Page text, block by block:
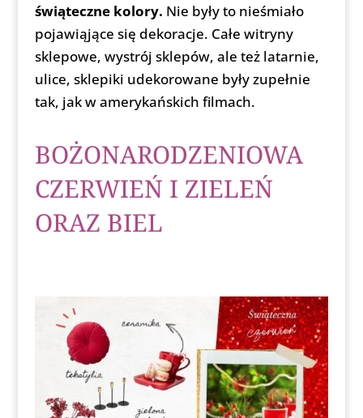
świąteczne kolory. Nie były to nieśmiało
pojawiąjące się dekoracje. Całe witryny
sklepowe, wystrój sklepów, ale też latarnie,
ulice, sklepiki udekorowane były zupełnie
tak, jak w amerykańskich filmach.
BOŻONARODZENIOWA
CZERWIEŃ I ZIELEŃ
ORAZ BIEL